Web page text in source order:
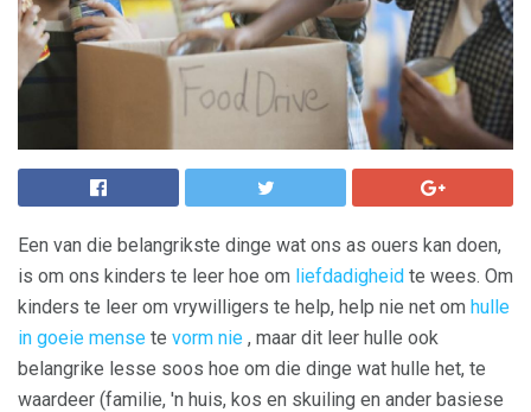
Een van die belangrikste dinge wat ons as ouers kan doen,
is om ons kinders te leer hoe om liefdadigheid te wees. Om
kinders te leer om vrywilligers te help, help nie net om hulle
in goeie mense te vorm nie , maar dit leer hulle ook
belangrike lesse soos hoe om die dinge wat hulle het, te
waardeer (familie, 'n huis, kos en skuiling en ander basiese